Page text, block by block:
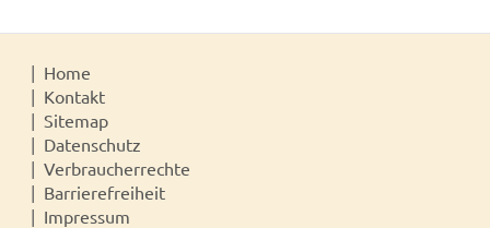
Home
Kontakt
Sitemap
Datenschutz
Verbraucherrechte
Barrierefreiheit
Impressum